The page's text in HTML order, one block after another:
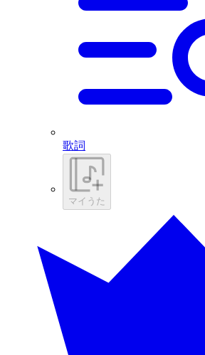
歌詞
マイうた